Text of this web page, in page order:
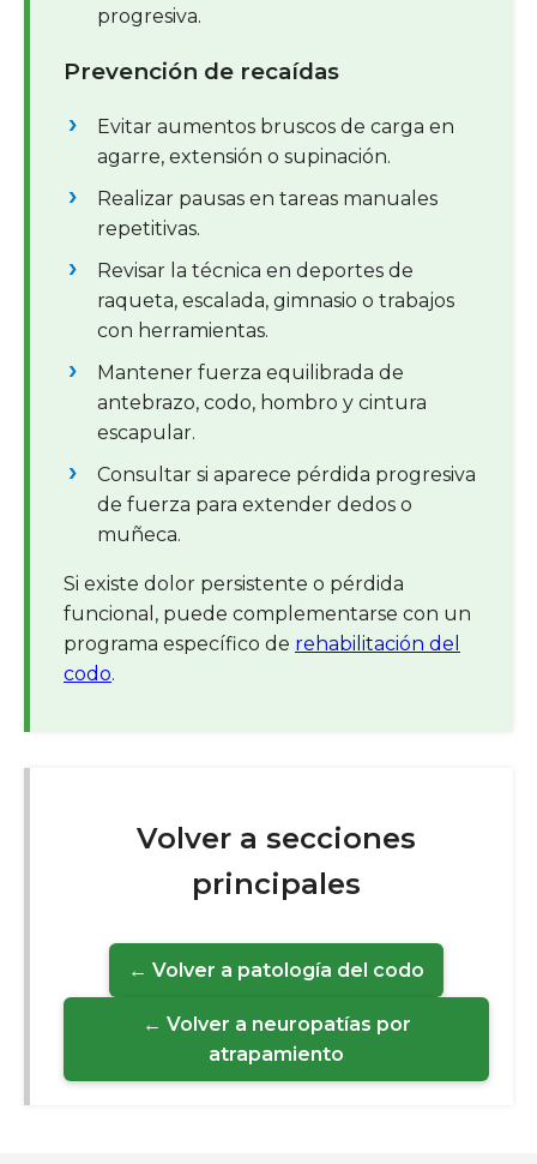
progresiva.
Prevención de recaídas
Evitar aumentos bruscos de carga en
agarre, extensión o supinación.
Realizar pausas en tareas manuales
repetitivas.
Revisar la técnica en deportes de
raqueta, escalada, gimnasio o trabajos
con herramientas.
Mantener fuerza equilibrada de
antebrazo, codo, hombro y cintura
escapular.
Consultar si aparece pérdida progresiva
de fuerza para extender dedos o
muñeca.
Si existe dolor persistente o pérdida
funcional, puede complementarse con un
programa específico de rehabilitación del
codo.
Volver a secciones
principales
← Volver a patología del codo
← Volver a neuropatías por
atrapamiento